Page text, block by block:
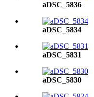
aDSC_5836
aDSC_5834
aDSC_5831
aDSC_5830